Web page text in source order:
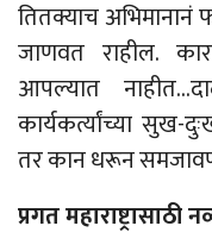
तितक्याच
जाणवत राहील.
आपल्यात
कार्यकर्त्यांच्या
तर कान धरून
प्रगत